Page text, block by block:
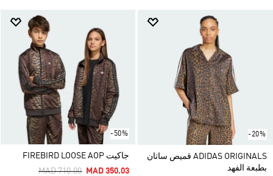
-20%
ADIDAS ORIGINALS قميص ساتان
بطبعة الفهد
-50%
جاكيت FIREBIRD LOOSE AOP
Price Reduced From
MAD 710.00ToMAD 350.03